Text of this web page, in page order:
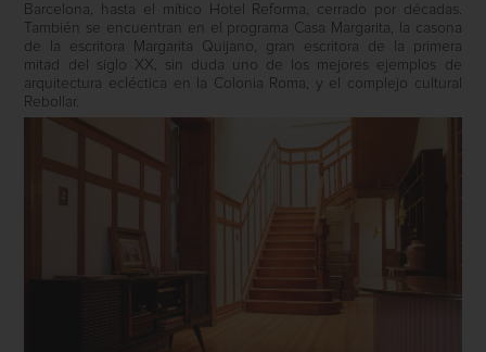
Barcelona, hasta el mítico Hotel Reforma, cerrado por décadas.
También se encuentran en el programa Casa Margarita, la casona
de la escritora Margarita Quijano, gran escritora de la primera
mitad del siglo XX, sin duda uno de los mejores ejemplos de
arquitectura ecléctica en la Colonia Roma, y el complejo cultural
Rebollar.